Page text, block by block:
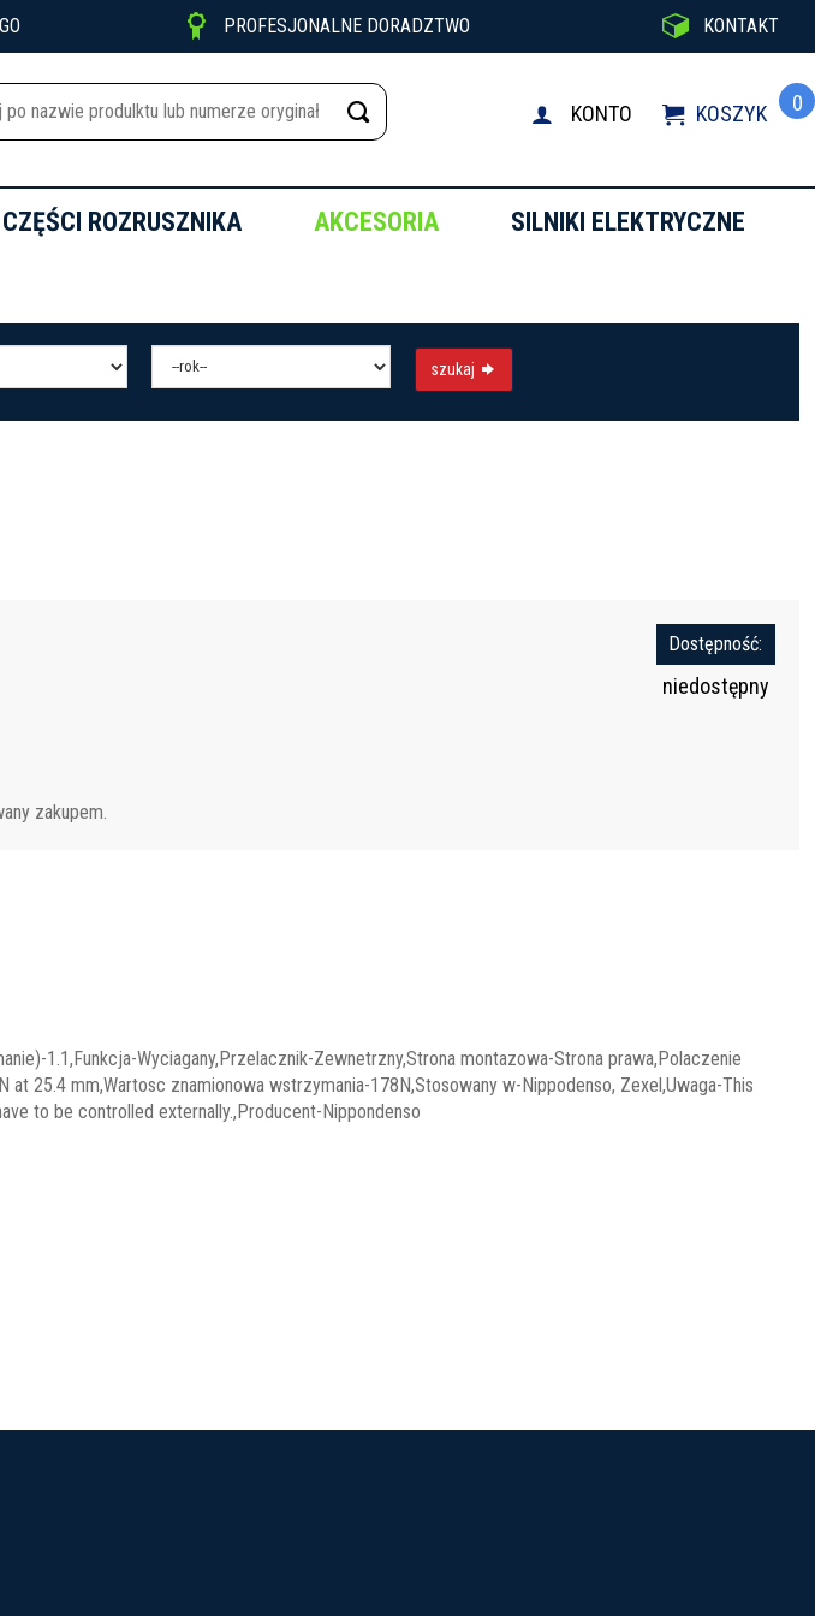
 PROFESJONALNE DORADZTWO  KONTAKT
KONTO  KOSZYK 0
CZĘŚCI ROZRUSZNIKA AKCESORIA SILNIKI ELEKTRYCZNE
szukaj
Dostępność:
niedostępny
zakupem.
1.1,Funkcja-Wyciagany,Przelacznik-Zewnetrzny,Strona montazowa-Strona prawa,Polaczenie
25.4 mm,Wartosc znamionowa wstrzymania-178N,Stosowany w-Nippodenso, Zexel,Uwaga-This
to be controlled externally.,Producent-Nippondenso